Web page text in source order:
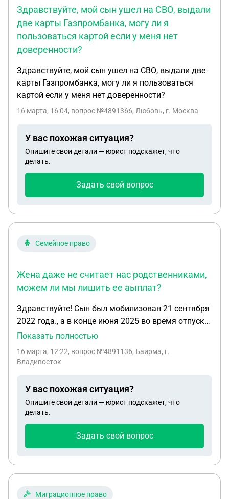
Здравствуйте, мой сын ушел на СВО, выдали
две карты Газпромбанка, могу ли я
пользоваться картой если у меня нет
доверенности?
Здравствуйте, мой сын ушел на СВО, выдали две
карты Газпромбанка, могу ли я пользоваться
картой если у меня нет доверенности?
16 марта, 16:04, вопрос №4891366, Любовь, г. Москва
У вас похожая ситуация?
Опишите свои детали — юрист подскажет, что
делать.
Задать свой вопрос
Семейное право
Жена даже не считает нас родственниками,
можем ли мы лишить ее аыплат?
Здравствуйте! Сын был мобилизован 21 сентября
2022 года., а в конце июня 2025 во время отпуска
зарегистрировал брак. Пожив с ней 7 дней уехал
не считает нас родственниками, можем ли мы
Показать полностью
16 марта, 12:22, вопрос №4891136, Баирма, г.
Владивосток
У вас похожая ситуация?
Опишите свои детали — юрист подскажет, что
делать.
Задать свой вопрос
Миграционное право